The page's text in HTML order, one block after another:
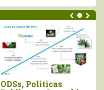
ODSs, Politicas